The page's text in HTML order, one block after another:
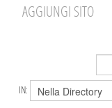
AGGIUNGI SITO
IN: